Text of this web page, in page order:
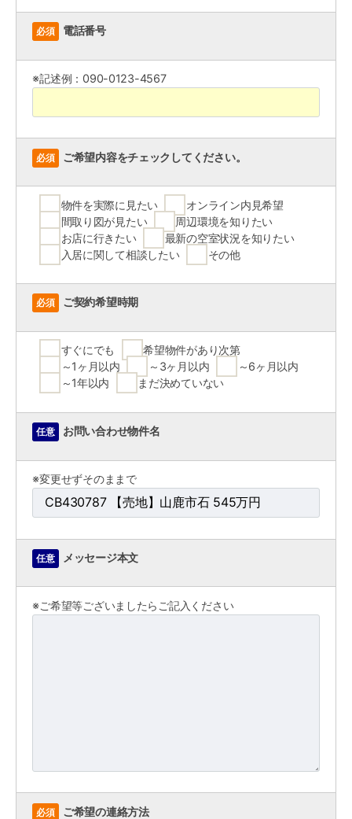
必須 電話番号
※記述例：090-0123-4567
必須 ご希望内容をチェックしてください。
物件を実際に見たい
オンライン内見希望
間取り図が見たい
周辺環境を知りたい
お店に行きたい
最新の空室状況を知りたい
入居に関して相談したい
その他
必須 ご契約希望時期
すぐにでも
希望物件があり次第
～1ヶ月以内
～3ヶ月以内
～6ヶ月以内
～1年以内
まだ決めていない
任意 お問い合わせ物件名
※変更せずそのままで
任意 メッセージ本文
※ご希望等ございましたらご記入ください
必須 ご希望の連絡方法